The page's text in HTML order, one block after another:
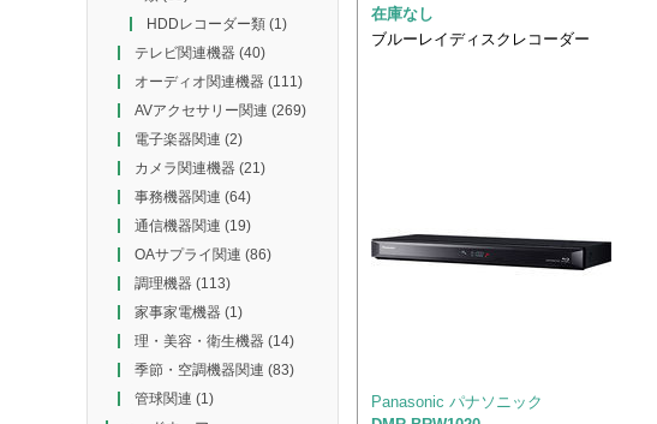
HDDレコーダー類(1)
テレビ関連機器(40)
オーディオ関連機器(111)
AVアクセサリー関連 (269)
電子楽器関連 (2)
カメラ関連機器(21)
事務機器関連 (64)
通信機器関連 (19)
OAサプライ関連 (86)
調理機器(113)
家事家電機器(1)
理・美容・衛生機器(14)
季節・空調機器関連 (83)
管球関連 (1)
在庫なし
ブルーレイディスクレコーダー
Panasonic パナソニック